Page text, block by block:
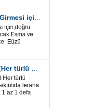
için,doğru
Esma ve
Eûzü
Her türlü
feraha
1 az 1 defa